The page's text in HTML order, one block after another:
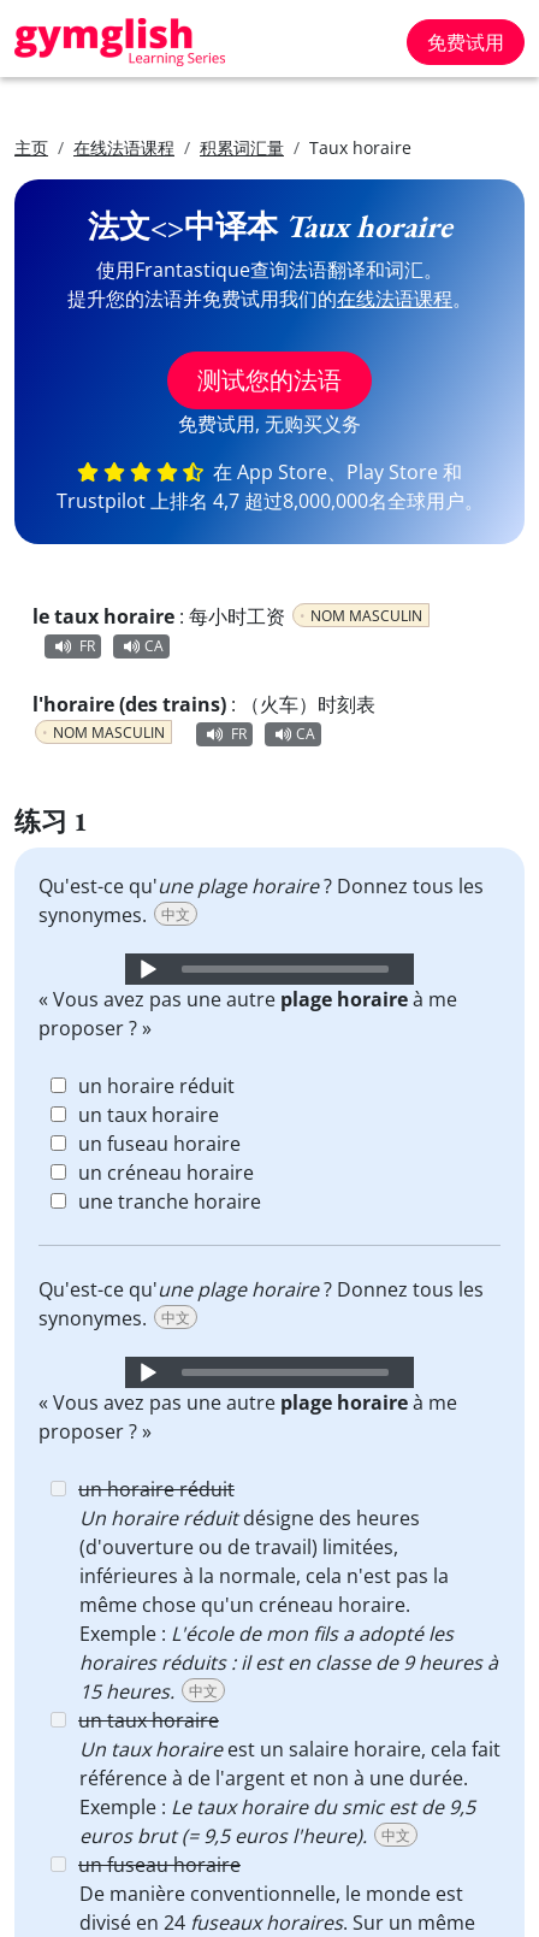
免费试用
主页 在线法语课程 积累词汇量 Taux horaire
法文<>中译本 Taux horaire
使用Frantastique查询法语翻译和词汇。
提升您的法语并免费试用我们的在线法语课程。
测试您的法语
免费试用, 无购买义务
在 App Store、Play Store 和
Trustpilot 上排名 4,7 超过8,000,000名全球用户。
le taux horaire : 每小时工资
NOM MASCULIN
FR
CA
l'horaire (des trains) : （火车）时刻表
NOM MASCULIN FR CA
练习 1
Qu'est-ce qu'une plage horaire? Donnez tous les
synonymes.
中文
Audio
Player
« Vous avez pas une autre plage horaireà me
proposer ? »
un horaire réduit
un taux horaire
un fuseau horaire
un créneau horaire
une tranche horaire
Qu'est-ce qu'une plage horaire? Donnez tous les
synonymes.
中文
Audio
Player
« Vous avez pas une autre plage horaireà me
proposer ? »
un horaire réduit
Un horaire réduitdésigne des heures
(d'ouverture ou de travail) limitées,
inférieures à la normale, cela n'est pas la
même chose qu'un créneau horaire.
Exemple : L'école de mon fils a adopté les
horaires réduits : il est en classe de 9 heures à
15 heures.
中文
un taux horaire
Un taux horaireest un salaire horaire, cela fait
référence à de l'argent et non à une durée.
Exemple : Le taux horaire du smic est de 9,5
euros brut (= 9,5 euros l'heure).
中文
un fuseau horaire
De manière conventionnelle, le monde est
divisé en 24 fuseaux horaires. Sur un même